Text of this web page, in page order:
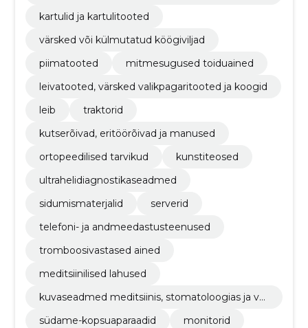
kartulid ja kartulitooted
värsked või külmutatud köögiviljad
piimatooted
mitmesugused toiduained
leivatooted, värsked valikpagaritooted ja koogid
leib
traktorid
kutserõivad, eritöörõivad ja manused
ortopeedilised tarvikud
kunstiteosed
ultrahelidiagnostikaseadmed
sidumismaterjalid
serverid
telefoni- ja andmeedastusteenused
tromboosivastased ained
meditsiinilised lahused
kuvaseadmed meditsiinis, stomatoloogias ja ve
südame-kopsuaparaadid
monitorid